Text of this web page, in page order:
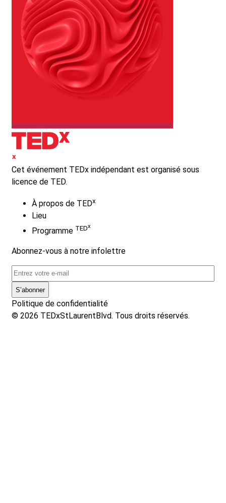
Cet événement TEDx indépendant est organisé sous
licence de TED.
À propos de TEDx
Lieu
Programme TEDx
Abonnez-vous à notre infolettre
Email
Politique de confidentialité
© 2026 TEDxStLaurentBlvd. Tous droits réservés.